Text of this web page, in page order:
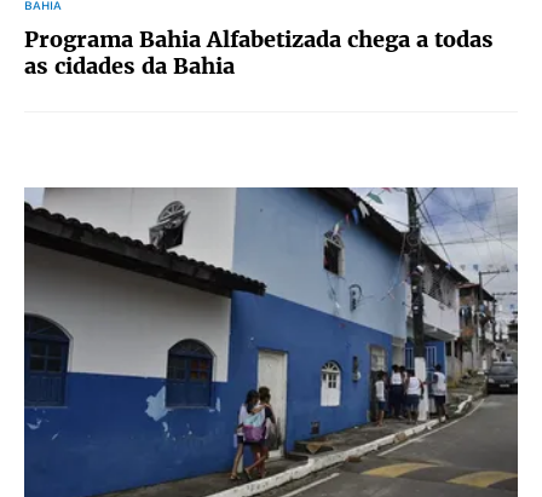
BAHIA
Programa Bahia Alfabetizada chega a todas
as cidades da Bahia